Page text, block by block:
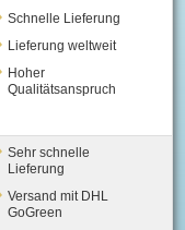
Schnelle Lieferung
Lieferung weltweit
Hoher
Qualitätsanspruch
Sehr schnelle
Lieferung
Versand mit DHL
GoGreen